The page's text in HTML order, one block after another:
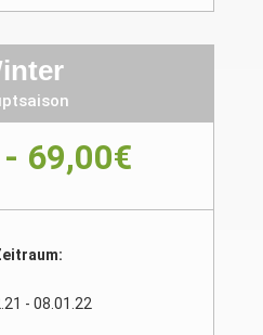
69,00€
- 08.01.22